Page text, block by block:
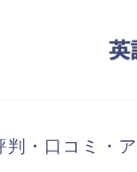
・口コミ・